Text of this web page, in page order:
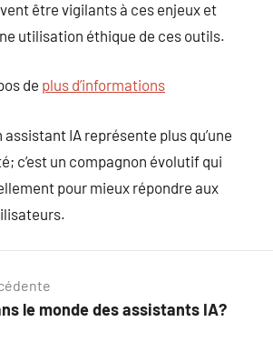
être vigilants à ces enjeux et
utilisation éthique de ces outils.
de plus d’informations
IA représente plus qu’une
c’est un compagnon évolutif qui
pour mieux répondre aux
le monde des assistants IA?